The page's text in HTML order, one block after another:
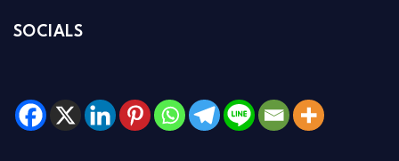
SOCIALS